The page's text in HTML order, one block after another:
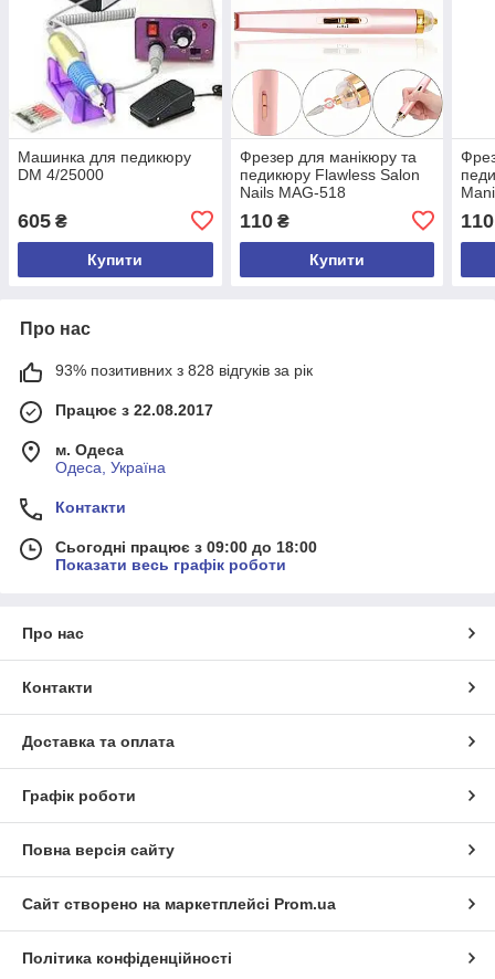
Машинка для педикюру
DM 4/25000
605 ₴
Купити
Фрезер для манікюру та
педикюру Flawless Salon
Nails MAG-518
110₴
Купити
110
Про нас
93% позитивних з 828 відгуків за рік
Працює з 22.08.2017
м. Одеса
Одеса, Україна
Контакти
Сьогодні працює з 09:00 до 18:00
Показати весь графік роботи
Про нас
Контакти
Доставка та оплата
Графік роботи
Повна версія сайту
Сайт створено на маркетплейсі Prom.ua
Політика конфіденційності